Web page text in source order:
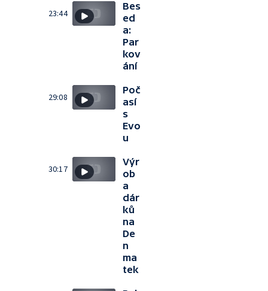
23:44
Bes
ed
a:
Par
kov
ání
29:08
Poč
así
s
Evo
u
30:17
Výr
ob
a
dár
ků
na
De
n
ma
tek